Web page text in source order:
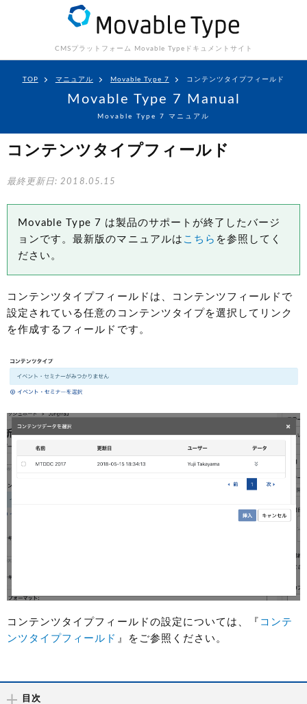
CMSプラットフォーム Movable Type ドキュメントサイト
TOP マニュアル Movable Type 7 コンテンツタイプフィールド
Movable Type 7 Manual
Movable Type 7 マニュアル
コンテンツタイプフィールド
最終更新日: 2018.05.15
Movable Type 7 は製品のサポートが終了したバージ
ョンです。最新版のマニュアルは こちら を参照してく
ださい。
コンテンツタイプフィールドは、コンテンツフィールドで
設定されている任意のコンテンツタイプを選択してリンク
を作成するフィールドです。
コンテンツタイプフィールドの設定については、『 コンテ
ンツタイプフィールド 』をご参照ください。
目次